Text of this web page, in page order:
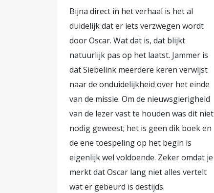
Bijna direct in het verhaal is het al
duidelijk dat er iets verzwegen wordt
door Oscar. Wat dat is, dat blijkt
natuurlijk pas op het laatst. Jammer is
dat Siebelink meerdere keren verwijst
naar de onduidelijkheid over het einde
van de missie. Om de nieuwsgierigheid
van de lezer vast te houden was dit niet
nodig geweest; het is geen dik boek en
de ene toespeling op het begin is
eigenlijk wel voldoende. Zeker omdat je
merkt dat Oscar lang niet alles vertelt
wat er gebeurd is destijds.